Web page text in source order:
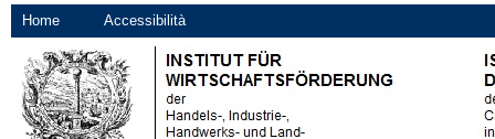
Home Accessibilità